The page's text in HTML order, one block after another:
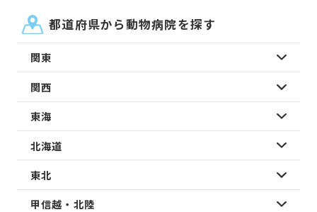
都道府県から動物病院を探す
関東
関西
東海
北海道
東北
甲信越・北陸